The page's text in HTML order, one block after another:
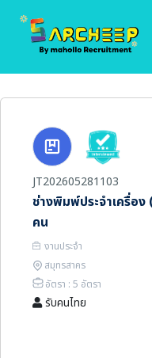
JT202605281103
ช่างพิมพ์ประจำเครื่อง
คน
งานประจำ
สมุทรสาคร
อัตรา : 5 อัตรา
รับคนไทย